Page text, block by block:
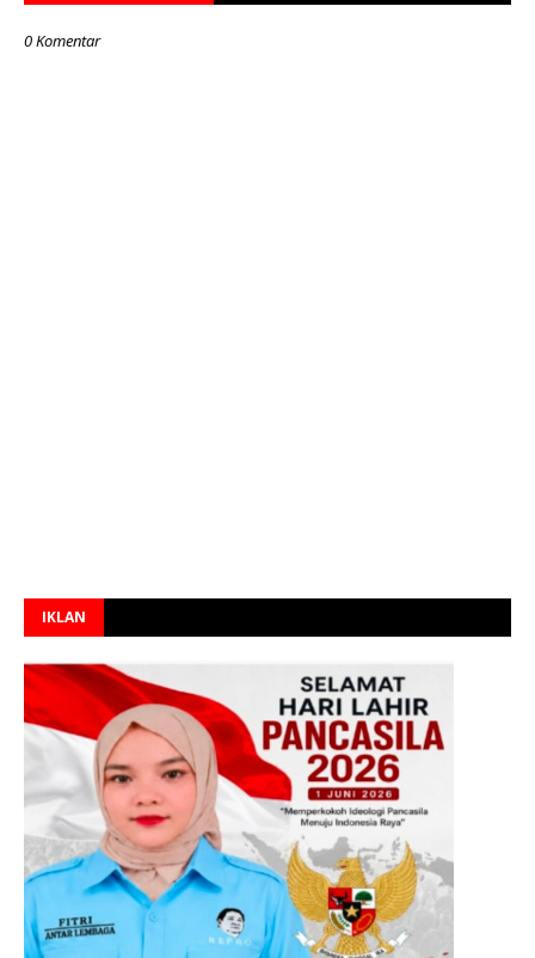
0 Komentar
IKLAN